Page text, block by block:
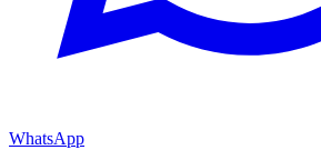
WhatsApp